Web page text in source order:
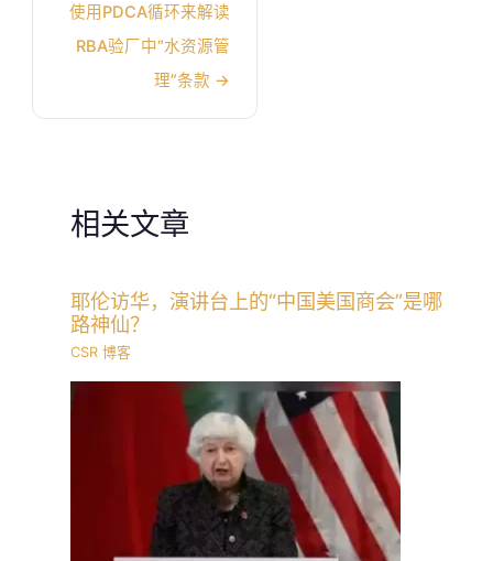
使用PDCA循环来解读
RBA验厂中“水资源管
理”条款 →
相关文章
耶伦访华，演讲台上的“中国美国商会”是哪
路神仙？
CSR 博客